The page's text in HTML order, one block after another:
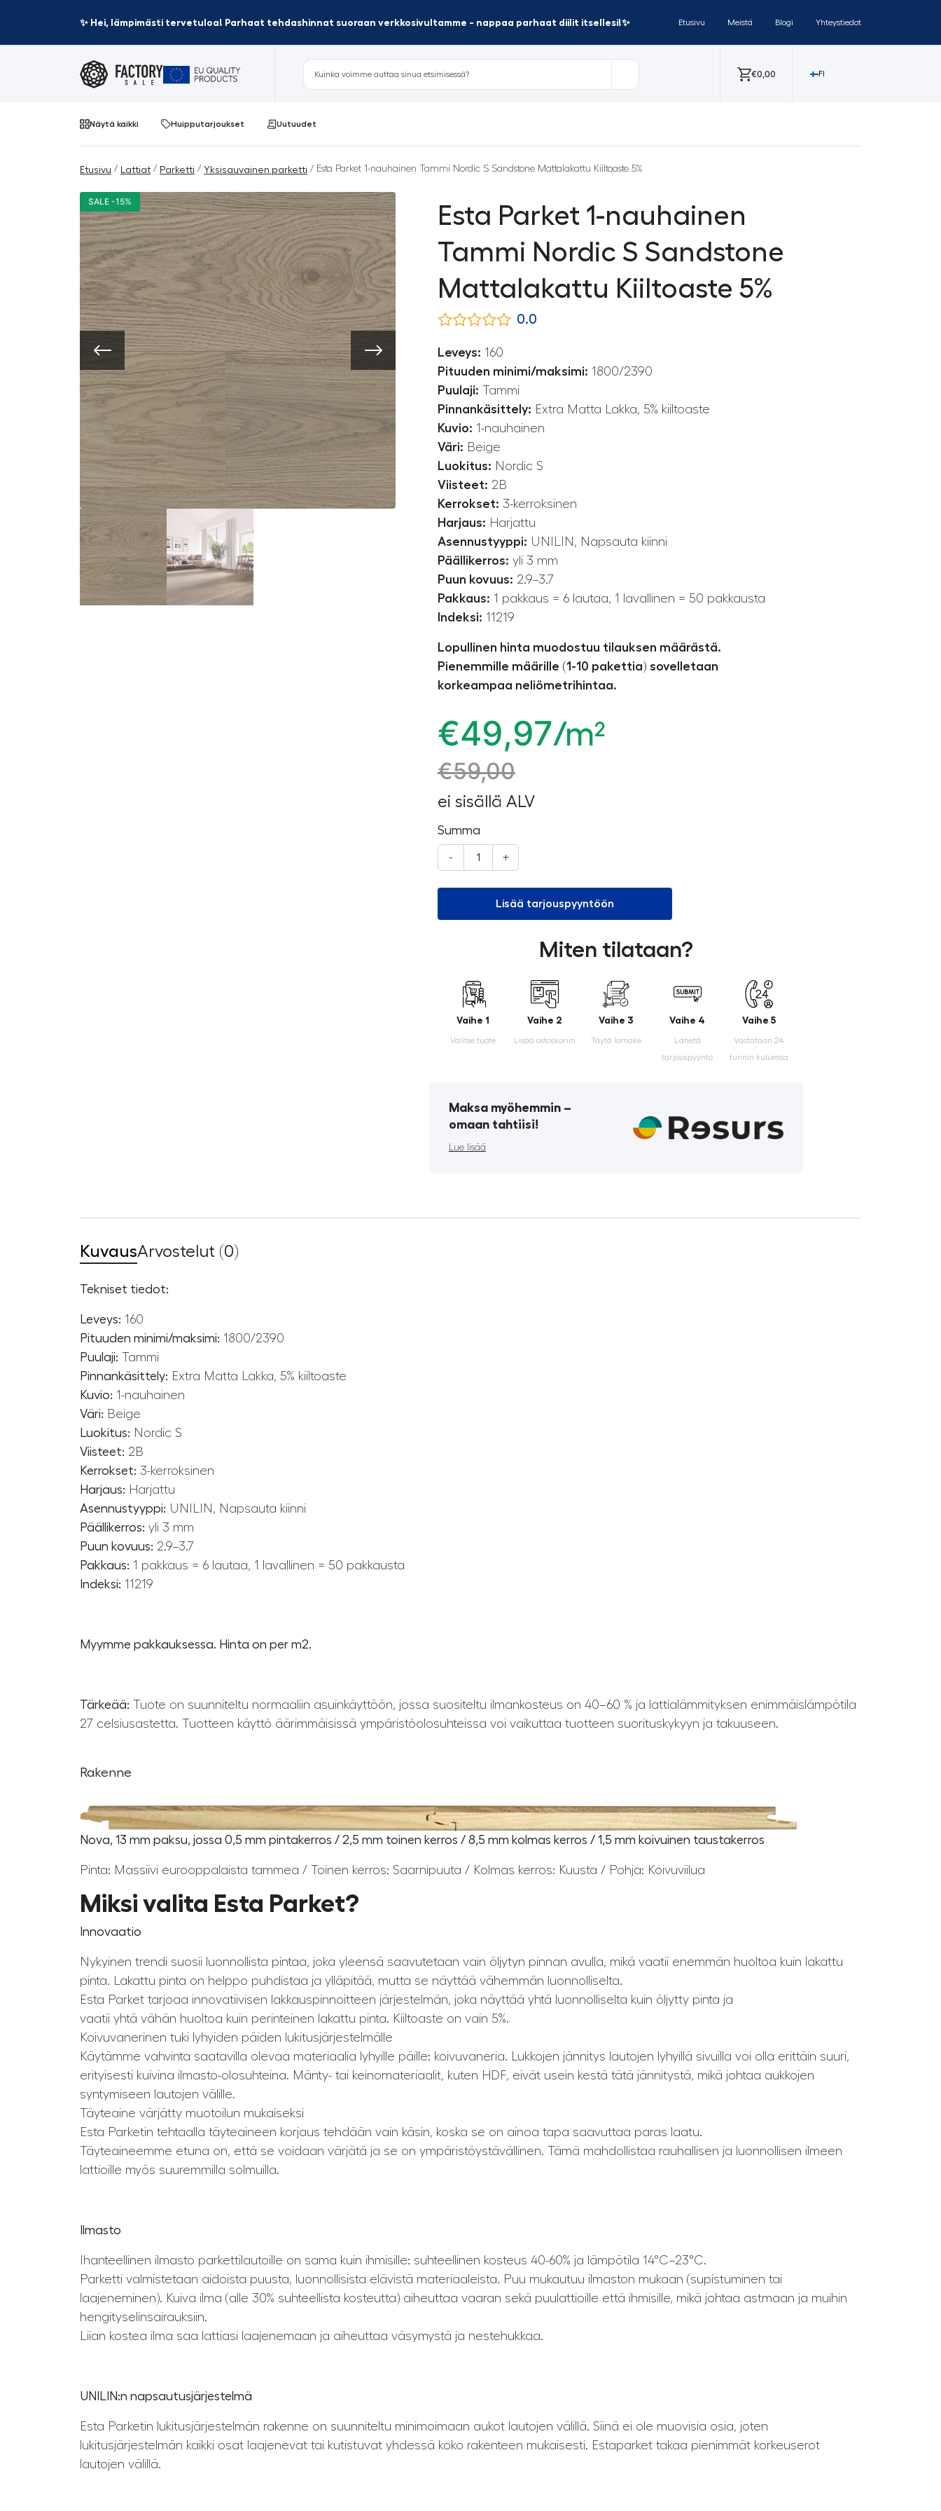
✨ Hei, lämpimästi tervetuloa! Parhaat tehdashinnat suoraan verkkosivultamme - nappaa parhaat diilit itsellesi!✨ Etusivu Meistä Blogi Yhteystiedot
€0,00 FI
Näytä kaikki Huipputarjoukset Uutuudet
Etusivu / Lattiat / Parketti / Yksisauvainen parketti / Esta Parket 1-nauhainen Tammi Nordic S Sandstone Mattalakattu Kiiltoaste 5%
SALE -15%
Esta Parket 1-nauhainen
Tammi Nordic S Sandstone
Mattalakattu Kiiltoaste 5%
0.0
Leveys: 160
Pituuden minimi/maksimi: 1800/2390
Puulaji: Tammi
Pinnankäsittely: Extra Matta Lakka, 5% kiiltoaste
Kuvio: 1-nauhainen
Väri: Beige
Luokitus: Nordic S
Viisteet: 2B
Kerrokset: 3-kerroksinen
Harjaus: Harjattu
Asennustyyppi: UNILIN, Napsauta kiinni
Päällikerros: yli 3 mm
Puun kovuus: 2.9–3.7
Pakkaus: 1 pakkaus = 6 lautaa, 1 lavallinen = 50 pakkausta
Indeksi: 11219
Lopullinen hinta muodostuu tilauksen määrästä.
Pienemmille määrille (1-10 pakettia) sovelletaan
korkeampaa neliömetrihintaa.
€49,97/m²
€59,00
ei sisällä ALV
Summa
- +
Lisää tarjouspyyntöön
Miten tilataan?
Vaihe 1
Valitse tuote
Vaihe 2
Lisää ostoskoriin
Vaihe 3
Täytä lomake
Vaihe 4
Lähetä
tarjouspyyntö
Vaihe 5
Vastataan 24
tunnin kuluessa
Maksa myöhemmin ­–
omaan tahtiisi!
Lue lisää
KuvausArvostelut (0)
Tekniset tiedot:
Leveys: 160
Pituuden minimi/maksimi: 1800/2390
Puulaji: Tammi
Pinnankäsittely: Extra Matta Lakka, 5% kiiltoaste
Kuvio: 1-nauhainen
Väri: Beige
Luokitus: Nordic S
Viisteet: 2B
Kerrokset: 3-kerroksinen
Harjaus: Harjattu
Asennustyyppi: UNILIN, Napsauta kiinni
Päällikerros: yli 3 mm
Puun kovuus: 2.9–3.7
Pakkaus: 1 pakkaus = 6 lautaa, 1 lavallinen = 50 pakkausta
Indeksi: 11219
Myymme pakkauksessa. Hinta on per m2.
Tärkeää: Tuote on suunniteltu normaaliin asuinkäyttöön, jossa suositeltu ilmankosteus on 40–60 % ja lattialämmityksen enimmäislämpötila
27 celsiusastetta. Tuotteen käyttö äärimmäisissä ympäristöolosuhteissa voi vaikuttaa tuotteen suorituskykyyn ja takuuseen.
Rakenne
Nova, 13 mm paksu, jossa 0,5 mm pintakerros / 2,5 mm toinen kerros / 8,5 mm kolmas kerros / 1,5 mm koivuinen taustakerros
Pinta: Massiivi eurooppalaista tammea / Toinen kerros: Saarnipuuta / Kolmas kerros: Kuusta / Pohja: Koivuviilua
Miksi valita Esta Parket?
Innovaatio
Nykyinen trendi suosii luonnollista pintaa, joka yleensä saavutetaan vain öljytyn pinnan avulla, mikä vaatii enemmän huoltoa kuin lakattu
pinta. Lakattu pinta on helppo puhdistaa ja ylläpitää, mutta se näyttää vähemmän luonnolliselta.
Esta Parket tarjoaa innovatiivisen lakkauspinnoitteen järjestelmän, joka näyttää yhtä luonnolliselta kuin öljytty pinta ja
vaatii yhtä vähän huoltoa kuin perinteinen lakattu pinta. Kiiltoaste on vain 5%.
Koivuvanerinen tuki lyhyiden päiden lukitusjärjestelmälle
Käytämme vahvinta saatavilla olevaa materiaalia lyhyille päille: koivuvaneria. Lukkojen jännitys lautojen lyhyillä sivuilla voi olla erittäin suuri,
erityisesti kuivina ilmasto-olosuhteina. Mänty- tai keinomateriaalit, kuten HDF, eivät usein kestä tätä jännitystä, mikä johtaa aukkojen
syntymiseen lautojen välille.
Täyteaine värjätty muotoilun mukaiseksi
Esta Parketin tehtaalla täyteaineen korjaus tehdään vain käsin, koska se on ainoa tapa saavuttaa paras laatu.
Täyteaineemme etuna on, että se voidaan värjätä ja se on ympäristöystävällinen. Tämä mahdollistaa rauhallisen ja luonnollisen ilmeen
lattioille myös suuremmilla solmuilla.
Ilmasto
Ihanteellinen ilmasto parkettilautoille on sama kuin ihmisille: suhteellinen kosteus 40-60% ja lämpötila 14°C–23°C.
Parketti valmistetaan aidoista puusta, luonnollisista elävistä materiaaleista. Puu mukautuu ilmaston mukaan (supistuminen tai
laajeneminen). Kuiva ilma (alle 30% suhteellista kosteutta) aiheuttaa vaaran sekä puulattioille että ihmisille, mikä johtaa astmaan ja muihin
hengityselinsairauksiin.
Liian kostea ilma saa lattiasi laajenemaan ja aiheuttaa väsymystä ja nestehukkaa.
UNILIN:n napsautusjärjestelmä
Esta Parketin lukitusjärjestelmän rakenne on suunniteltu minimoimaan aukot lautojen välillä. Siinä ei ole muovisia osia, joten
lukitusjärjestelmän kaikki osat laajenevat tai kutistuvat yhdessä koko rakenteen mukaisesti. Estaparket takaa pienimmät korkeuserot
lautojen välillä.